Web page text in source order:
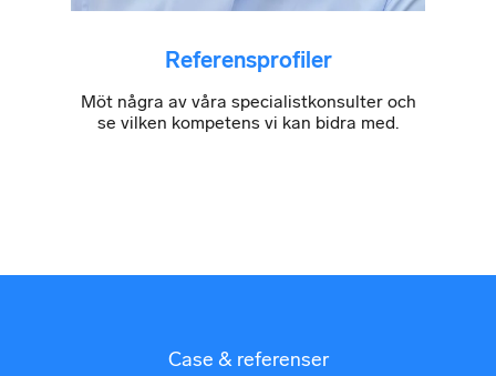
Referensprofiler
Möt några av våra specialistkonsulter och
se vilken kompetens vi kan bidra med.
Case & referenser